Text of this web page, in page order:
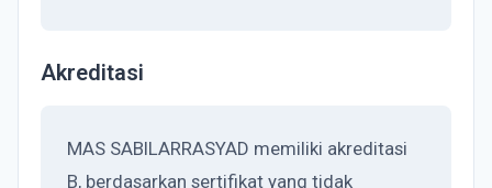
Akreditasi
MAS SABILARRASYAD memiliki akreditasi
B, berdasarkan sertifikat yang tidak